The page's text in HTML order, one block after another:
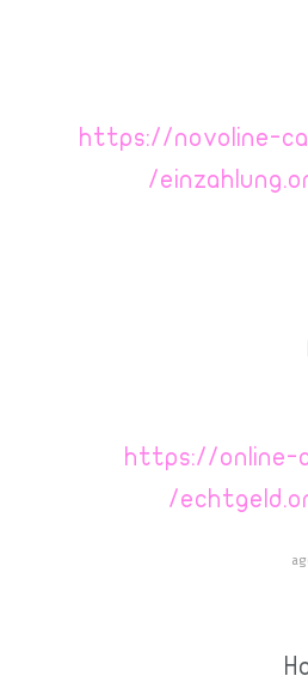
https://novoline-
https://online-